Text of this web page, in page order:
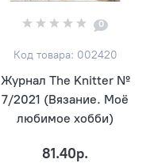
0
Код товара: 002420
Журнал The Knitter №
7/2021 (Вязание. Моё
любимое хобби)
81.40р.